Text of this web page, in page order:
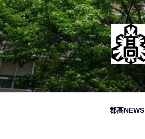
コ
ン
テ
ン
ツ
ス
キ
郡高NEWS